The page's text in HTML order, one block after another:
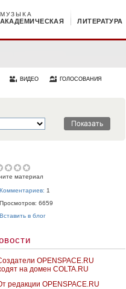
АКАДЕМИЧЕСКАЯ
МУЗЫКА
ЛИТЕРАТУРА
ВИДЕО ГОЛОСОВАНИЯ
материал
Комментариев: 1
Просмотров: 6659
Вставить в блог
OPENSPACE.RU
на домен COLTA.RU
редакции OPENSPACE.RU